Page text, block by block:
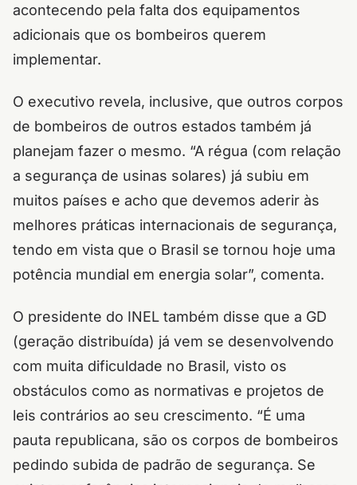
acontecendo pela falta dos equipamentos
adicionais que os bombeiros querem
implementar.
O executivo revela, inclusive, que outros corpos
de bombeiros de outros estados também já
planejam fazer o mesmo. “A régua (com relação
a segurança de usinas solares) já subiu em
muitos países e acho que devemos aderir às
melhores práticas internacionais de segurança,
tendo em vista que o Brasil se tornou hoje uma
potência mundial em energia solar”, comenta.
O presidente do INEL também disse que a GD
(geração distribuída) já vem se desenvolvendo
com muita dificuldade no Brasil, visto os
obstáculos como as normativas e projetos de
leis contrários ao seu crescimento. “É uma
pauta republicana, são os corpos de bombeiros
pedindo subida de padrão de segurança. Se